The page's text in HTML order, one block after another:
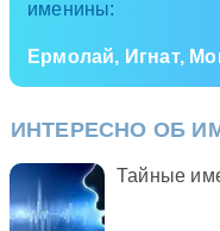
именины:
Ермолай, Игнат,
ИНТЕРЕСНО ОБ
Тайные